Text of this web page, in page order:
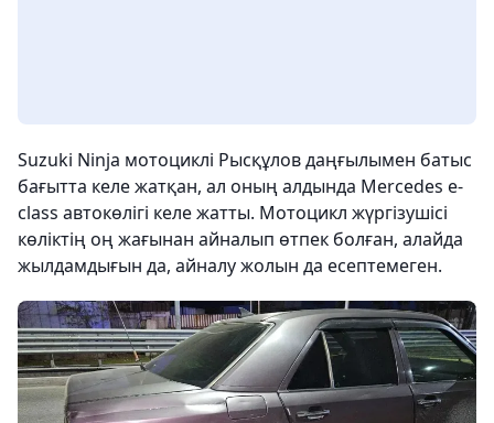
Suzuki Ninja мотоциклі Рысқұлов даңғылымен батыс
бағытта келе жатқан, ал оның алдында Mercedes e-
class автокөлігі келе жатты. Мотоцикл жүргізушісі
көліктің оң жағынан айналып өтпек болған, алайда
жылдамдығын да, айналу жолын да есептемеген.